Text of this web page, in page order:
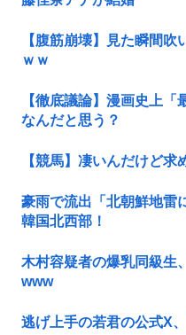
【腹筋崩壊】見た瞬間
ｗｗ
【徹底議論】漫画史上
なんだと思う？
【競馬】凄いんだけど
豪雨で流出「北朝鮮地雷
韓国北西部！
木村容疑者の爆乳同級生
www
逃げ上手の若君の公式X